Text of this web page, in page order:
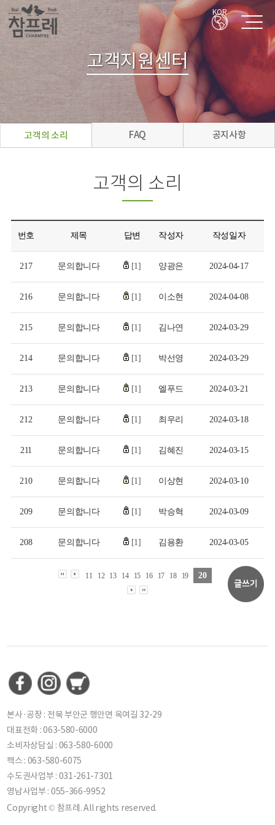
KOR
고객지원센터
고객의 소리 FAQ 공지사항
고객의 소리
번호 제목 답변 작성자 작성일자
217 문의합니다 [1] 양광은 2024-04-17
216 문의합니다 [1] 이소현 2024-04-08
215 문의합니다 [1] 김나연 2024-03-29
214 문의합니다 [1] 박선영 2024-03-29
213 문의합니다 [1] 엘푸드 2024-03-21
212 문의합니다 [1] 최우리 2024-03-18
211 문의합니다 [1] 김혜진 2024-03-15
210 문의합니다 [1] 이상현 2024-03-10
209 문의합니다 [1] 박승혁 2024-03-09
208 문의합니다 [1] 김용환 2024-03-05
11 12 13 14 15 16 17 18 19 20
본사·공장 : 전북 부안군 행안면 옥여길 32-29
대표전화 : 063-580-6000
소비자상담실 : 063-580-6000
팩스 : 063-580-6075
수도권사업부 : 031-261-7301
영남사업부 : 055-366-9952
Copyright © 참프레. All rights reserved.